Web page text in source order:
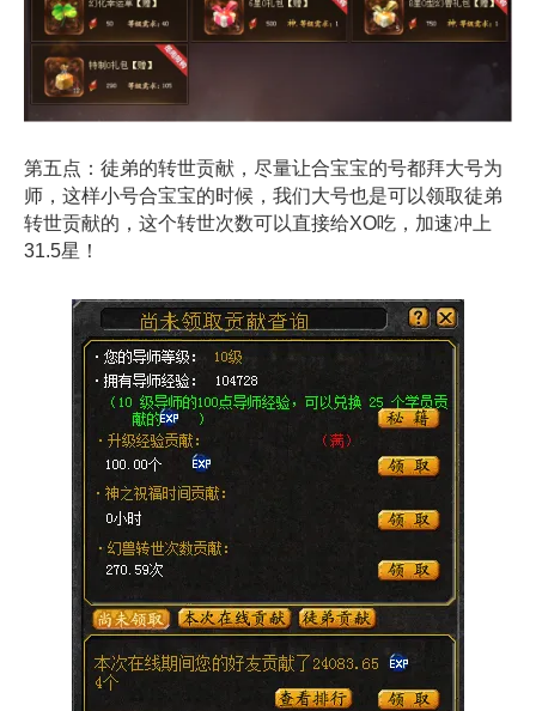
第五点：徒弟的转世贡献，尽量让合宝宝的号都拜大号为
师，这样小号合宝宝的时候，我们大号也是可以领取徒弟
转世贡献的，这个转世次数可以直接给XO吃，加速冲上
31.5星！